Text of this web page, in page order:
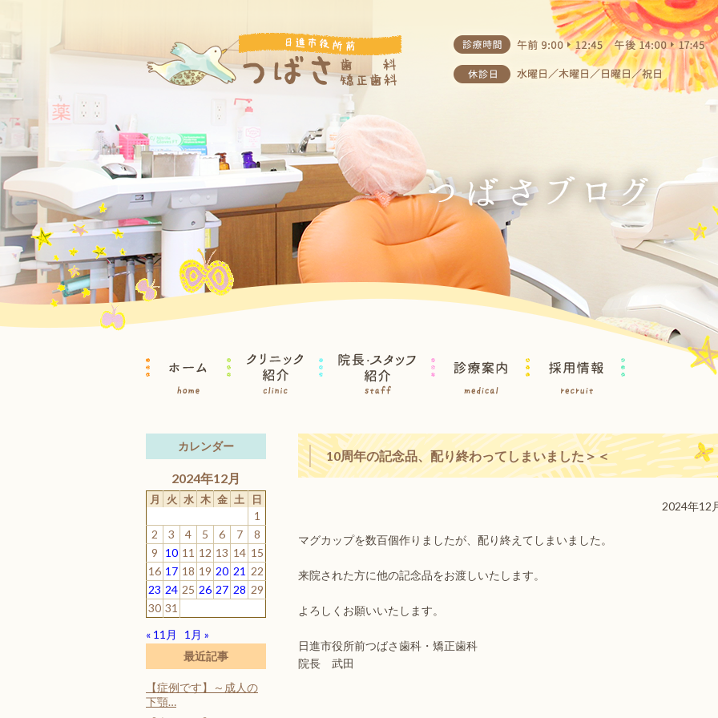
10周年の記念品、配り終わってしまいました＞＜
2024年12
マグカップを数百個作りましたが、配り終えてしまいました。
来院された方に他の記念品をお渡しいたします。
よろしくお願いいたします。
日進市役所前つばさ歯科・矯正歯科
院長 武田
カレンダー
2024年12月
月 火 水 木 金 土 日
1
2
3 4 5 6 7
8
9
10 11 12 13 14 15
16 17 18 19 20 21 22
23 24 25 26 27 28 29
30 31
« 11月
1月 »
最近記事
【症例です】～成人の
下顎…